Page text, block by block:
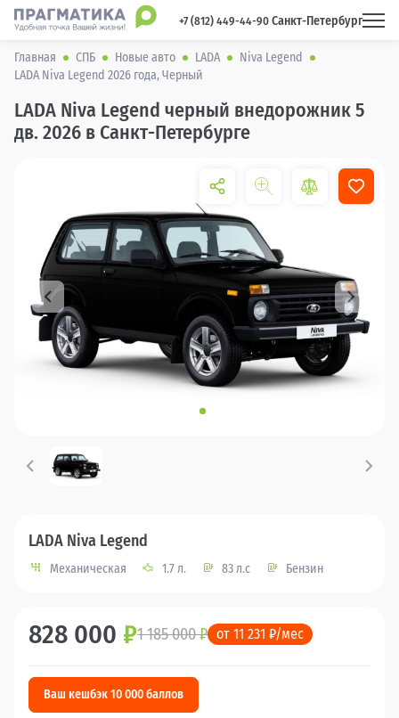
+7 (812) 449-44-90 Санкт-Петербург
Главная СПБ Новые авто LADA
Niva Legend
LADA Niva Legend 2026 года, Черный
LADA Niva Legend черный внедорожник 5
дв. 2026 в Санкт-Петербурге
LADA Niva Legend
Механическая 1.7 л. 83 л.с Бензин
828 000 ₽1 185 000₽ от 11 231 ₽/мес
Ваш кешбэк 10 000 баллов